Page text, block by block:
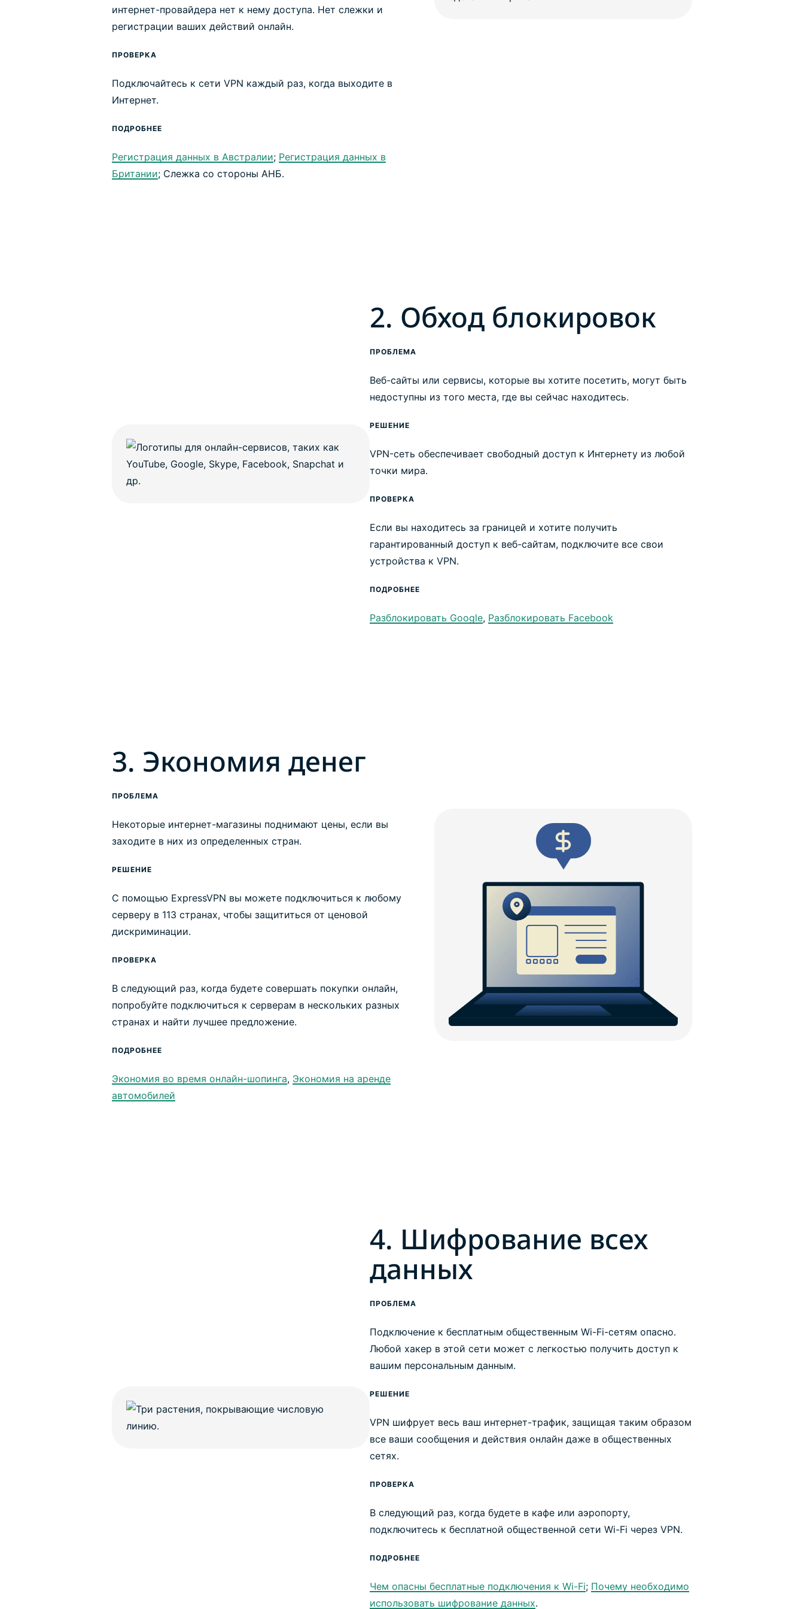
интернет-провайдера нет к нему доступа. Нет слежки и
регистрации ваших действий онлайн.
ПРОВЕРКА
Подключайтесь к сети VPN каждый раз, когда выходите в
Интернет.
ПОДРОБНЕЕ
Регистрация данных в Австралии; Регистрация данных в
Британии; Слежка со стороны АНБ.
2. Обход блокировок
ПРОБЛЕМА
Веб-сайты или сервисы, которые вы хотите посетить, могут быть
недоступны из того места, где вы сейчас находитесь.
РЕШЕНИЕ
VPN-сеть обеспечивает свободный доступ к Интернету из любой
точки мира.
ПРОВЕРКА
Если вы находитесь за границей и хотите получить
гарантированный доступ к веб-сайтам, подключите все свои
устройства к VPN.
ПОДРОБНЕЕ
Разблокировать Google, Разблокировать Facebook
3. Экономия денег
ПРОБЛЕМА
Некоторые интернет-магазины поднимают цены, если вы
заходите в них из определенных стран.
РЕШЕНИЕ
С помощью ExpressVPN вы можете подключиться к любому
серверу в 113 странах, чтобы защититься от ценовой
дискриминации.
ПРОВЕРКА
В следующий раз, когда будете совершать покупки онлайн,
попробуйте подключиться к серверам в нескольких разных
странах и найти лучшее предложение.
ПОДРОБНЕЕ
Экономия во время онлайн-шопинга, Экономия на аренде
автомобилей
4. Шифрование всех
данных
ПРОБЛЕМА
Подключение к бесплатным общественным Wi-Fi-сетям опасно.
Любой хакер в этой сети может с легкостью получить доступ к
вашим персональным данным.
РЕШЕНИЕ
VPN шифрует весь ваш интернет-трафик, защищая таким образом
все ваши сообщения и действия онлайн даже в общественных
сетях.
ПРОВЕРКА
В следующий раз, когда будете в кафе или аэропорту,
подключитесь к бесплатной общественной сети Wi-Fi через VPN.
ПОДРОБНЕЕ
Чем опасны бесплатные подключения к Wi-Fi; Почему необходимо
использовать шифрование данных.